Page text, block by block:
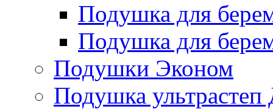
Подушка для
Подушка для
Подушки Эконом
Подушка ультрастеп